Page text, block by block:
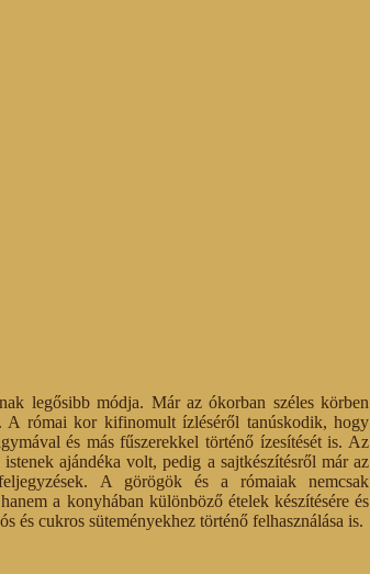
legősibb módja. Már az ókorban széles körben
A római kor kifinomult ízléséről tanúskodik, hogy
és más fűszerekkel történő ízesítését is. Az
ajándéka volt, pedig a sajtkészítésről már az
A görögök és a rómaiak nemcsak
a konyhában különböző ételek készítésére és
és cukros süteményekhez történő felhasználása is.